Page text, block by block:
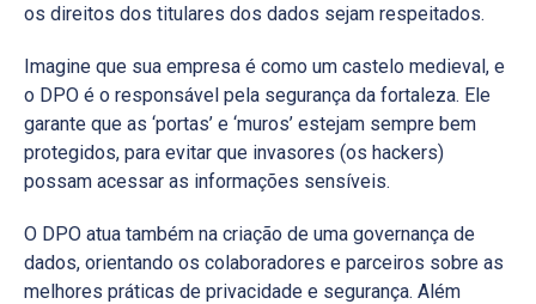
os direitos dos titulares dos dados sejam respeitados.
Imagine que sua empresa é como um castelo medieval, e
o DPO é o responsável pela segurança da fortaleza. Ele
garante que as ‘portas’ e ‘muros’ estejam sempre bem
protegidos, para evitar que invasores (os hackers)
possam acessar as informações sensíveis.
O DPO atua também na criação de uma governança de
dados, orientando os colaboradores e parceiros sobre as
melhores práticas de privacidade e segurança. Além